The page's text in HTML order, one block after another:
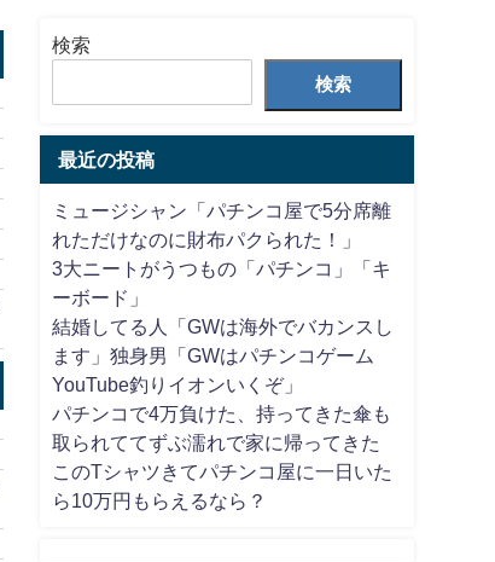
検索
検索
最近の投稿
ミュージシャン「パチンコ屋で5分席離
れただけなのに財布パクられた！」
3大ニートがうつもの「パチンコ」「キ
ーボード」
結婚してる人「GWは海外でバカンスし
ます」独身男「GWはパチンコゲーム
YouTube釣りイオンいくぞ」
パチンコで4万負けた、持ってきた傘も
取られててずぶ濡れで家に帰ってきた
このTシャツきてパチンコ屋に一日いた
ら10万円もらえるなら？